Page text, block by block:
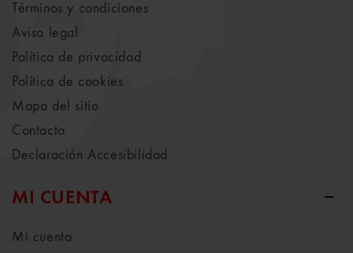
Términos y condiciones
Aviso legal
Política de privacidad
Política de cookies
Mapa del sitio
Contacto
Declaración Accesibilidad
MI CUENTA
Mi cuenta